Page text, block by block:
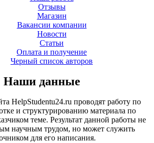
Отзывы
Магазин
Вакансии компании
Новости
Статьи
Оплата и получение
Черный список авторов
Наши данные
HelpStudentu24.ru проводят работу по
и структурированию материала по
теме. Результат данной работы не
научным трудом, но может служить
для его написания.